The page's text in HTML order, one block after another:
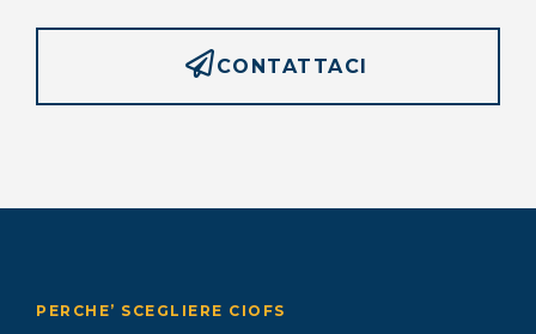
CONTATTACI
PERCHE’ SCEGLIERE CIOFS